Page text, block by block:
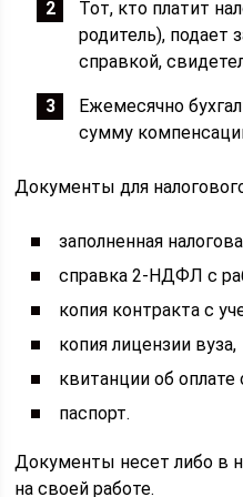
Тот, кто платит
родитель), подает
справкой,
Ежемесячно
сумму
Документы для
заполненная
справка 2-НДФЛ с
копия контракта с
копия лицензии вуза,
квитанции об оплате
паспорт.
Документы несет либо в
на своей работе.